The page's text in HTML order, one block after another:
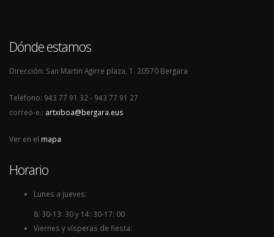
Dónde estamos
Dirección: San Martin Agirre plaza, 1. 20570 Bergara
Teléfono: 943 77 91 32 - 943 77 91 27
correo-e.: artxiboa@bergara.eus
Ver en el mapa
Horario
Lunes a jueves:
8: 30-13: 30 y 14: 30-17: 00
Viernes y vísperas de fiesta: